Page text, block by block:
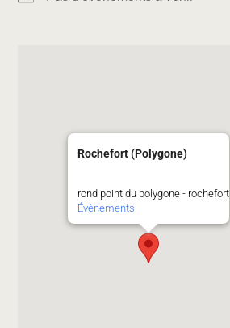
Rochefort (Polygone)
rond point du polygone - rochefort
Évènements